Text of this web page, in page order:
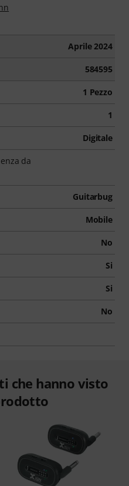
Aprile 2024
584595
1 Pezzo
1
Digitale
da
Guitarbug
Mobile
No
Si
Si
No
che hanno visto